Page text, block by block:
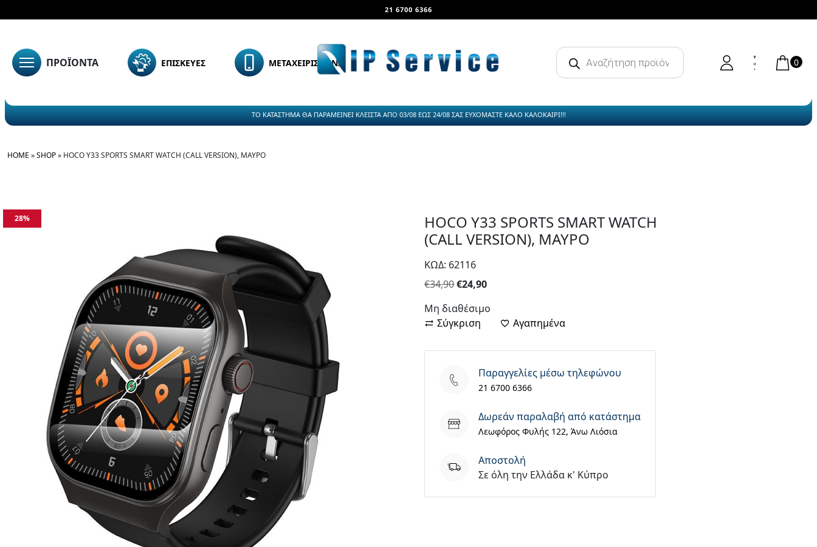
21 6700 6366
ΠΡΟΪΟΝΤΑ ΕΠΙΣΚΕΥΕΣ ΜΕΤΑΧΕΙΡΙΣΜΕΝΑ
Products
search 0
ΤΟ ΚΑΤΑΣΤΗΜΑ ΘΑ ΠΑΡΑΜΕΙΝΕΙ ΚΛΕΙΣΤΑ ΑΠΟ 03/08 ΕΩΣ 24/08 ΣΑΣ ΕΥΧΟΜΑΣΤΕ ΚΑΛΟ ΚΑΛΟΚΑΙΡΙ!!!
HOME »SHOP» HOCO Y33 SPORTS SMART WATCH (CALL VERSION), ΜΑΥΡΟ
28%
HOCO Y33 SPORTS SMART WATCH
(CALL VERSION), ΜΑΥΡΟ
ΚΩΔ: 62116
€34,90Original
was:
€34,90.
€24,90Η
τιμή
είναι:
Μη διαθέσιμο
Σύγκριση
Αγαπημένα
Παραγγελίες μέσω τηλεφώνου
21 6700 6366
Δωρεάν παραλαβή από κατάστημα
Λεωφόρος Φυλής 122, Άνω Λιόσια
Aποστολή
Σε όλη την Ελλάδα κ' Κύπρο